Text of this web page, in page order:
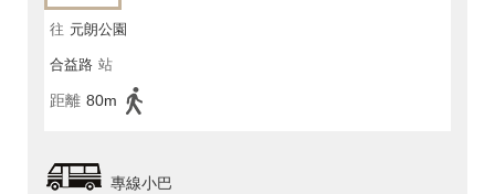
往 元朗公園
合益路 站
距離 80m
專線小巴